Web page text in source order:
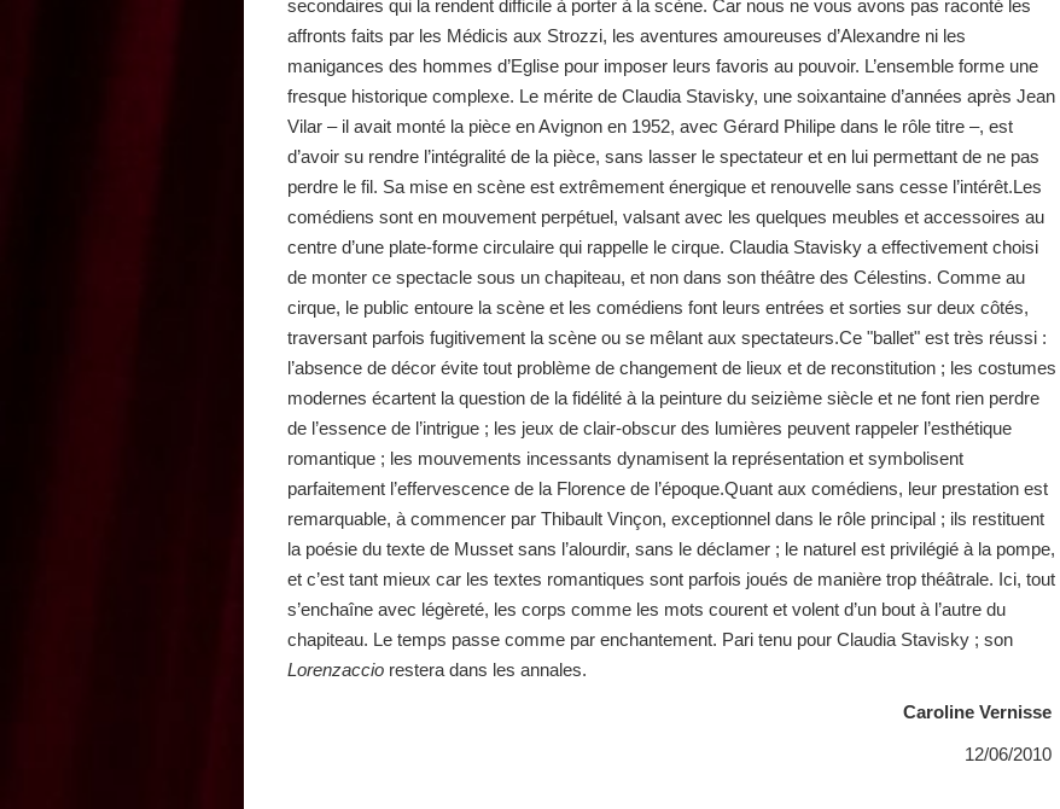
secondaires qui la rendent difficile à porter à la scène. Car nous ne vous avons pas raconté les
affronts faits par les Médicis aux Strozzi, les aventures amoureuses d’Alexandre ni les
manigances des hommes d’Eglise pour imposer leurs favoris au pouvoir. L’ensemble forme une
fresque historique complexe. Le mérite de Claudia Stavisky, une soixantaine d’années après Jean
Vilar – il avait monté la pièce en Avignon en 1952, avec Gérard Philipe dans le rôle titre –, est
d’avoir su rendre l’intégralité de la pièce, sans lasser le spectateur et en lui permettant de ne pas
perdre le fil. Sa mise en scène est extrêmement énergique et renouvelle sans cesse l’intérêt.Les
comédiens sont en mouvement perpétuel, valsant avec les quelques meubles et accessoires au
centre d’une plate-forme circulaire qui rappelle le cirque. Claudia Stavisky a effectivement choisi
de monter ce spectacle sous un chapiteau, et non dans son théâtre des Célestins. Comme au
cirque, le public entoure la scène et les comédiens font leurs entrées et sorties sur deux côtés,
traversant parfois fugitivement la scène ou se mêlant aux spectateurs.Ce "ballet" est très réussi :
l’absence de décor évite tout problème de changement de lieux et de reconstitution ; les costumes
modernes écartent la question de la fidélité à la peinture du seizième siècle et ne font rien perdre
de l’essence de l’intrigue ; les jeux de clair-obscur des lumières peuvent rappeler l’esthétique
romantique ; les mouvements incessants dynamisent la représentation et symbolisent
parfaitement l’effervescence de la Florence de l’époque.Quant aux comédiens, leur prestation est
remarquable, à commencer par Thibault Vinçon, exceptionnel dans le rôle principal ; ils restituent
la poésie du texte de Musset sans l’alourdir, sans le déclamer ; le naturel est privilégié à la pompe,
et c’est tant mieux car les textes romantiques sont parfois joués de manière trop théâtrale. Ici, tout
s’enchaîne avec légèreté, les corps comme les mots courent et volent d’un bout à l’autre du
chapiteau. Le temps passe comme par enchantement. Pari tenu pour Claudia Stavisky ; son
Lorenzaccio restera dans les annales.
Caroline Vernisse
12/06/2010